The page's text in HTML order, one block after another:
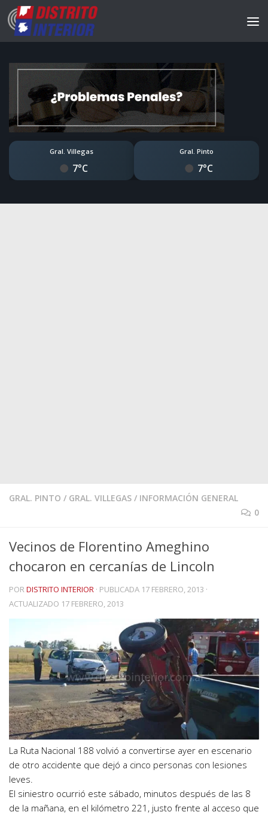
Gral. Villegas
7°C
Gral. Pinto
7°C
GRAL. PINTO / GRAL. VILLEGAS / INFORMACIÓN GENERAL
0
Vecinos de Florentino Ameghino
chocaron en cercanías de Lincoln
PORDISTRITO INTERIOR · PUBLICADA 17 FEBRERO, 2013 ·
ACTUALIZADO 17 FEBRERO, 2013
La Ruta Nacional 188 volvió a convertirse ayer en escenario
de otro accidente que dejó a cinco personas con lesiones
leves.
El siniestro ocurrió este sábado, minutos después de las 8
de la mañana, en el kilómetro 221, justo frente al acceso que